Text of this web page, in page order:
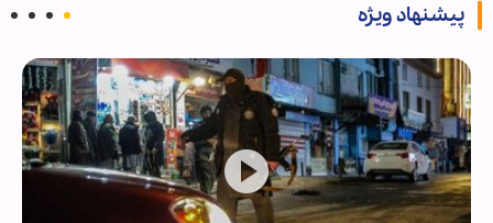
پیشنهاد ویژه